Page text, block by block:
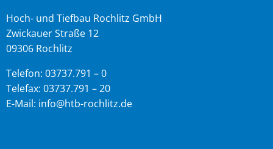
Hoch- und Tiefbau Rochlitz GmbH
Zwickauer Straße 12
09306 Rochlitz
Telefon: 03737.791 – 0
Telefax: 03737.791 – 20
E-Mail: info@htb-rochlitz.de